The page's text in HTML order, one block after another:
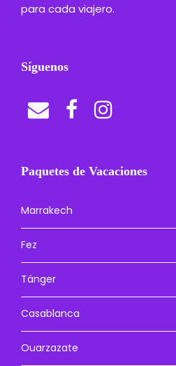
para cada viajero.
Síguenos
Paquetes de Vacaciones
Marrakech
Fez
Tánger
Casablanca
Ouarzazate